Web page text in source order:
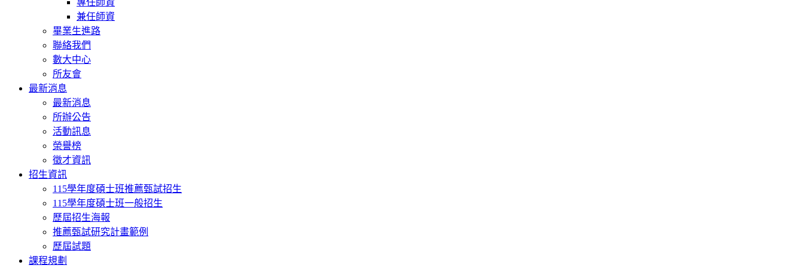
兼任師資
畢業生進路
聯絡我們
數大中心
所友會
最新消息
最新消息
所辦公告
活動訊息
榮譽榜
徵才資訊
招生資訊
115學年度碩士班推薦甄試招生
115學年度碩士班一般招生
歷屆招生海報
推薦甄試研究計畫範例
歷屆試題
課程規劃